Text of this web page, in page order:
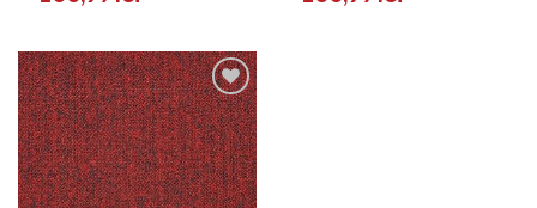
Adaugă
în
Wishlist